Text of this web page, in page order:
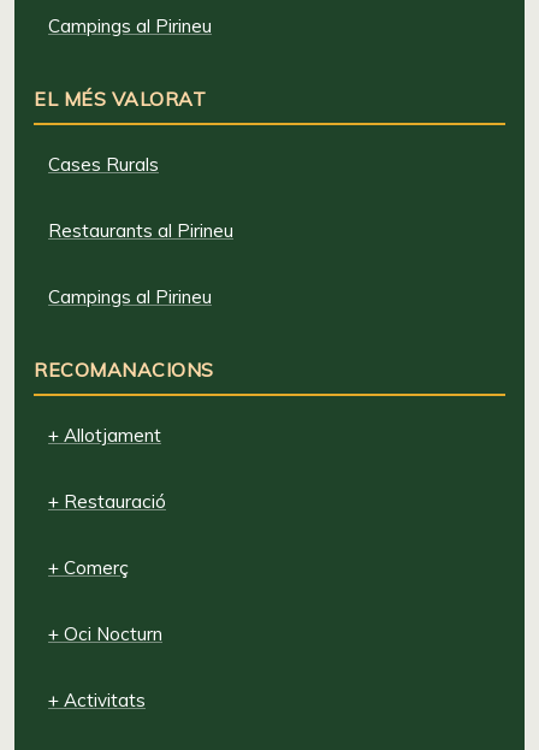
Campings al Pirineu
EL MÉS VALORAT
Cases Rurals
Restaurants al Pirineu
Campings al Pirineu
RECOMANACIONS
+ Allotjament
+ Restauració
+ Comerç
+ Oci Nocturn
+ Activitats